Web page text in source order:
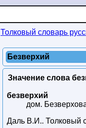
Толковый словарь
Безверхий
Значение слова
безверхий
дом.
Даль В.И.. Толковый